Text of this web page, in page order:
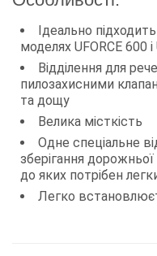
Ідеально
моделях UFORCE 600
Відділення для
пилозахисними
та дощу
Велика місткість
Одне спеціальне
зберігання
до яких потрібен
Легко